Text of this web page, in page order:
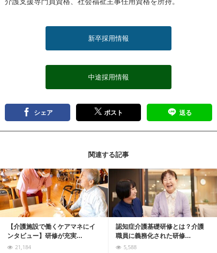
新卒採用情報
中途採用情報
シェア ポスト 送る
関連する記事
【介護施設で働くケアマネにイ
ンタビュー】研修が充実...
21,184
認知症介護基礎研修とは？介護
職員に義務化された研修...
5,588
記事を読む